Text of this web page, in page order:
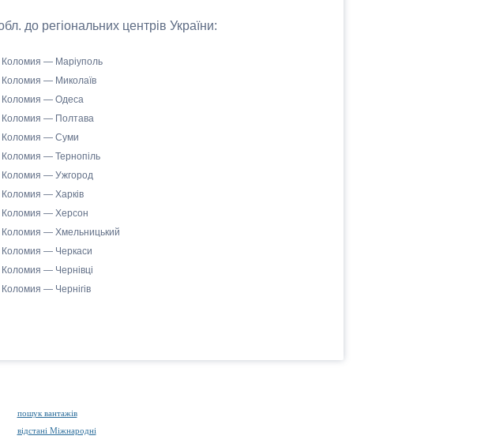
до регіональних центрів України:
Коломия — Маріуполь
Коломия — Миколаїв
Коломия — Одеса
Коломия — Полтава
Коломия — Суми
Коломия — Тернопіль
Коломия — Ужгород
Коломия — Харків
Коломия — Херсон
Коломия — Хмельницький
Коломия — Черкаси
Коломия — Чернівці
Коломия — Чернігів
пошук вантажів
відстані Міжнародні